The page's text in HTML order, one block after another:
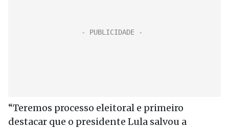
“Teremos processo eleitoral e primeiro
destacar que o presidente Lula salvou a